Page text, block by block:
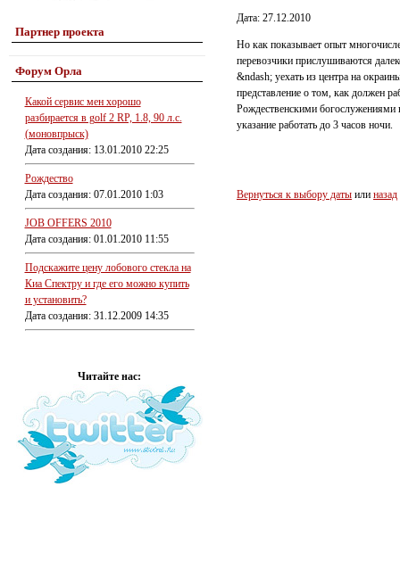
Партнер проекта
Форум Орла
Какой сервис мен хорошо
разбирается в golf 2 RP, 1.8, 90 л.с.
(моновпрыск)
Дата создания: 13.01.2010 22:25
Рождество
Дата создания: 07.01.2010 1:03
JOB OFFERS 2010
Дата создания: 01.01.2010 11:55
Подскажите цену лобового стекла на
Киа Спектру и где его можно купить
и установить?
Дата создания: 31.12.2009 14:35
Читайте нас:
Дата: 27.12.2010
Но как показывает опыт
перевозчики прислушиваются
&ndash; уехать из центра на
представление о том, как должен
Рождественскими богослужениями
указание работать до 3 часов ночи.
Вернуться к выбору даты или назад